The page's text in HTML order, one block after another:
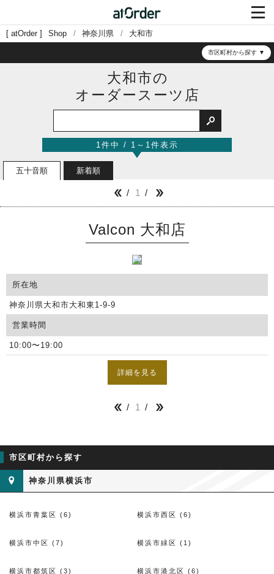

atOrder Shop 神奈川県 大和市
市区町村から探す
大和市の
オーダースーツ店

1件中 / 1～1件表示
五十音順 新着順
 1 
Valcon 大和店
所在地
神奈川県大和市大和東1-9-9
営業時間
10:00〜19:00
詳細を見る
 1 
市区町村から探す
神奈川県横浜市
横浜市青葉区 (6) 横浜市西区 (6)
横浜市中区 (7) 横浜市緑区 (1)
横浜市都筑区 (3) 横浜市港北区 (6)